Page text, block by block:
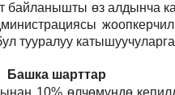
байланышты өз алдынча
тууралуу
Башка шарттар
10% өлчөмүндө